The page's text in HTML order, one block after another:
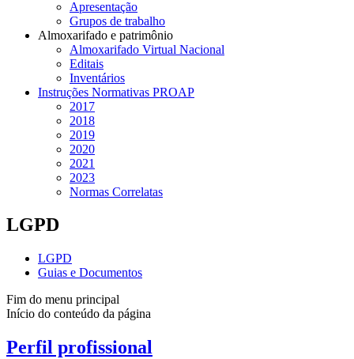
Apresentação
Grupos de trabalho
Almoxarifado e patrimônio
Almoxarifado Virtual Nacional
Editais
Inventários
Instruções Normativas PROAP
2017
2018
2019
2020
2021
2023
Normas Correlatas
LGPD
LGPD
Guias e Documentos
Fim do menu principal
Início do conteúdo da página
Perfil profissional